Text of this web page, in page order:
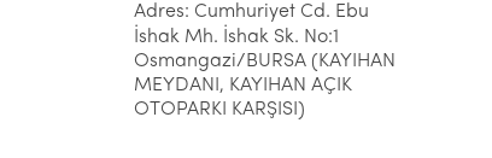
Adres: Cumhuriyet Cd. Ebu
İshak Mh. İshak Sk. No:1
Osmangazi/BURSA (KAYIHAN
MEYDANI, KAYIHAN AÇIK
OTOPARKI KARŞISI)